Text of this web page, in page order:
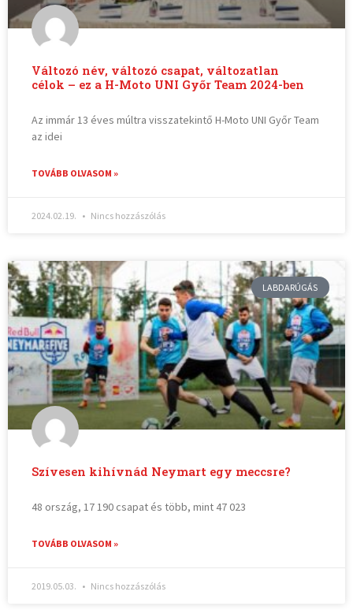
Változó név, változó csapat, változatlan
célok – ez a H-Moto UNI Győr Team 2024-ben
Az immár 13 éves múltra visszatekintő H-Moto UNI Győr Team
az idei
TOVÁBB OLVASOM »
2024.02.19. Nincs hozzászólás
LABDARÚGÁS
Szívesen kihívnád Neymart egy meccsre?
48 ország, 17 190 csapat és több, mint 47 023
TOVÁBB OLVASOM »
2019.05.03. Nincs hozzászólás